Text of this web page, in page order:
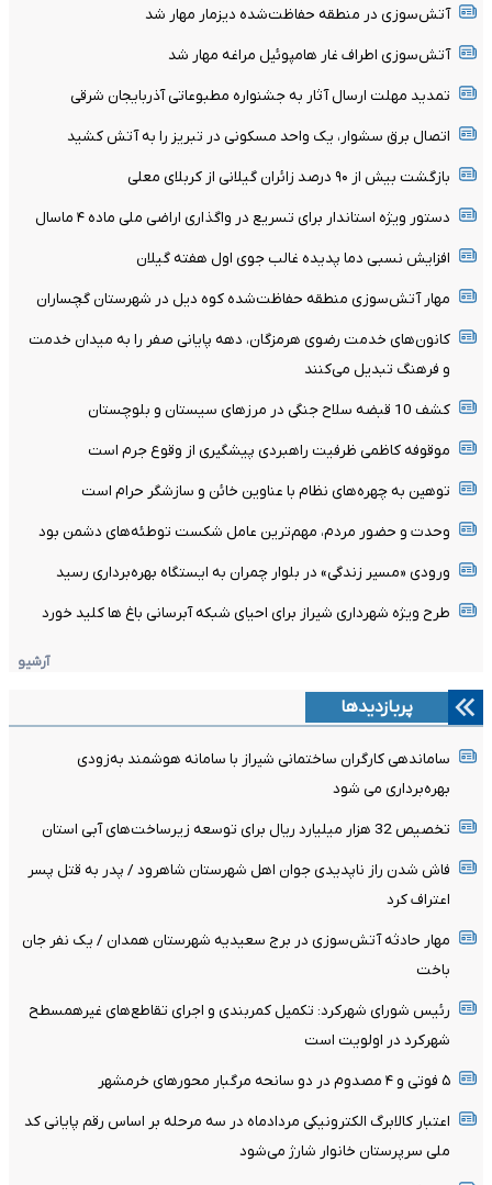
آتش‌سوزی در منطقه حفاظت‌شده دیزمار مهار شد
آتش‌سوزی اطراف غار هامپوئیل مراغه مهار شد
تمدید مهلت ارسال آثار به جشنواره مطبوعاتی آذربایجان شرقی
اتصال برق سشوار، یک واحد مسکونی در تبریز را به آتش کشید
بازگشت بیش از ۹۰ درصد زائران گیلانی از کربلای معلی
دستور ویژه استاندار برای تسریع در واگذاری اراضی ملی ماده ۴ ماسال
افزایش نسبی دما پدیده غالب جوی اول هفته گیلان
مهار آتش‌سوزی منطقه حفاظت‌شده کوه دیل در شهرستان گچساران
کانون‌های خدمت رضوی هرمزگان، دهه پایانی صفر را به میدان خدمت
و فرهنگ تبدیل می‌کنند
کشف 10 قبضه سلاح جنگی در مرزهای سیستان و بلوچستان
موقوفه کاظمی ظرفیت راهبردی پیشگیری از وقوع جرم است
توهین به چهره‌های نظام با عناوین خائن و سازشگر حرام است
وحدت و حضور مردم، مهم‌ترین عامل شکست توطئه‌های دشمن بود
ورودی «مسیر زندگی» در بلوار چمران به ایستگاه بهره‌برداری رسید
طرح ویژه شهرداری شیراز برای احیای شبکه آبرسانی باغ ها کلید خورد
آرشیو
پربازدیدها
ساماندهی کارگران ساختمانی شیراز با سامانه هوشمند به‌زودی
بهره‌برداری می شود
تخصیص 32 هزار میلیارد ریال برای توسعه زیرساخت‌های آبی استان
فاش شدن راز ناپدیدی جوان اهل شهرستان شاهرود / پدر به قتل پسر
اعتراف کرد
مهار حادثه آتش‌سوزی در برج سعیدیه شهرستان همدان / یک نفر جان
باخت
رئیس شورای شهرکرد: تکمیل کمربندی و اجرای تقاطع‌های غیرهمسطح
شهرکرد در اولویت است
۵ فوتی و ۴ مصدوم در دو سانحه مرگبار محورهای خرمشهر
اعتبار کالابرگ الکترونیکی مردادماه در سه مرحله بر اساس رقم پایانی کد
ملی سرپرستان خانوار شارژ می‌شود